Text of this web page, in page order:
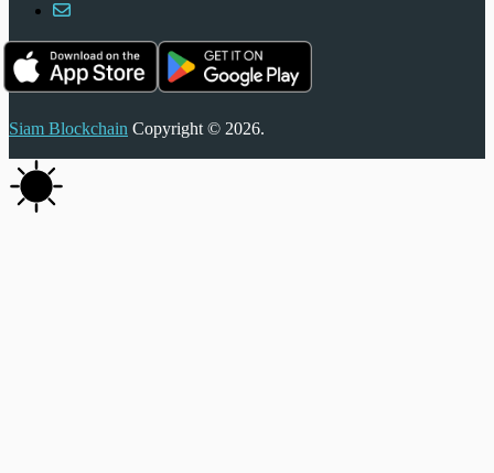
Siam Blockchain Copyright © 2026.